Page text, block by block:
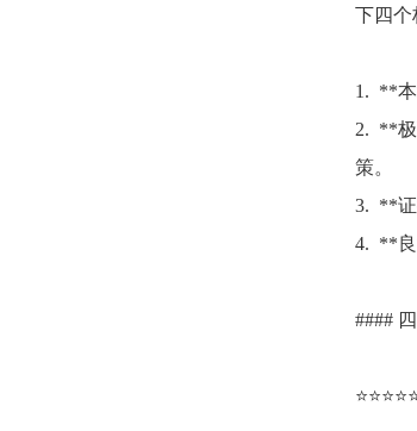
下四个
1. **本
2. **极
策。
3. **证
4. **良
####